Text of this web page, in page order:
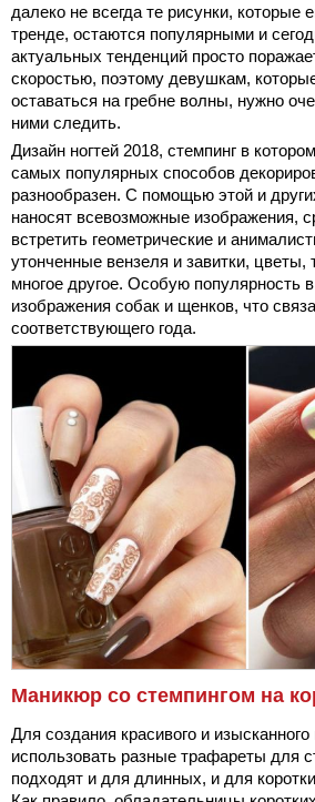
далеко не всегда те рисунки, которые
тренде, остаются популярными и
актуальных тенденций просто
скоростью, поэтому девушкам,
оставаться на гребне волны, нужно
ними следить.
Дизайн ногтей 2018, стемпинг в
самых популярных способов
разнообразен. С помощью этой и
наносят всевозможные изображения,
встретить геометрические и
утонченные вензеля и завитки, цветы,
многое другое. Особую популярность
изображения собак и щенков, что
соответствующего года.
Маникюр со стемпингом на
Для создания красивого и
использовать разные трафареты для
подходят и для длинных, и для